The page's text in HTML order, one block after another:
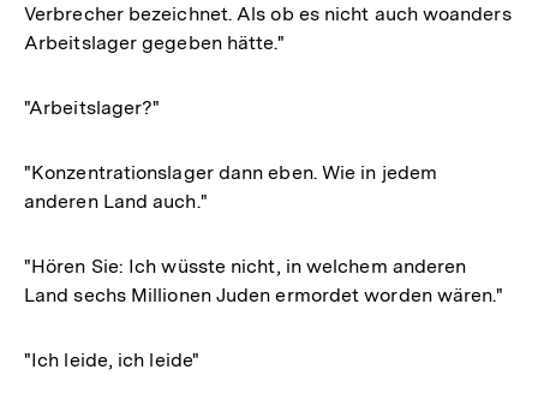
Verbrecher bezeichnet. Als ob es nicht auch woanders
Arbeitslager gegeben hätte."
"Arbeitslager?"
"Konzentrationslager dann eben. Wie in jedem
anderen Land auch."
"Hören Sie: Ich wüsste nicht, in welchem anderen
Land sechs Millionen Juden ermordet worden wären."
"Ich leide, ich leide"